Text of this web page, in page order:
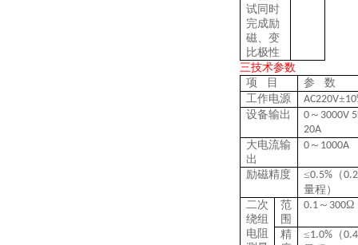
试同时
完成励
磁、变
比极性
三技术参数
项
目 参
数
工作电源
AC220V±
设备输出
0 ～ 3000V 5
20A
大电流输
出
0 ～ 1000A
励磁精度 ≤0.5% （
量程）
二次
绕组
电阻
范
围
0.1 ～ 300Ω
精
≤1.0% （